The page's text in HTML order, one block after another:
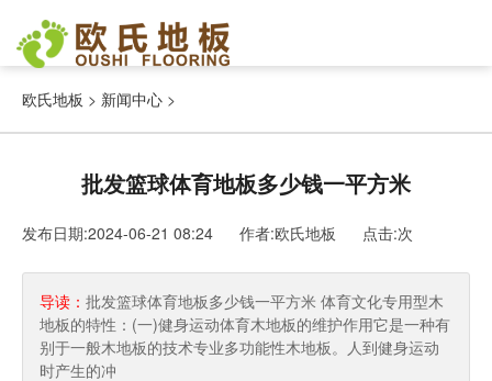
欧氏地板 > 新闻中心 >
批发篮球体育地板多少钱一平方米
发布日期:2024-06-21 08:24 作者:欧氏地板 点击:次
导读： 批发篮球体育地板多少钱一平方米 体育文化专用型木
地板的特性：(一)健身运动体育木地板的维护作用它是一种有
别于一般木地板的技术专业多功能性木地板。人到健身运动
时产生的冲